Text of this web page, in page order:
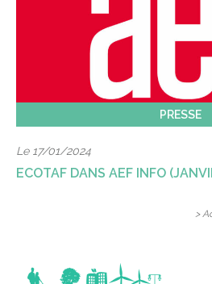
PRESSE
Le 17/01/2024
ECOTAF DANS AEF INFO
>